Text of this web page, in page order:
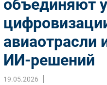
Автоматизация
Интернет
Мобильная связь
Фиксированная связь
Интеграция
Рынок ПК
объединяют
авиаотрасли
ИИ-решений
19.05.2026